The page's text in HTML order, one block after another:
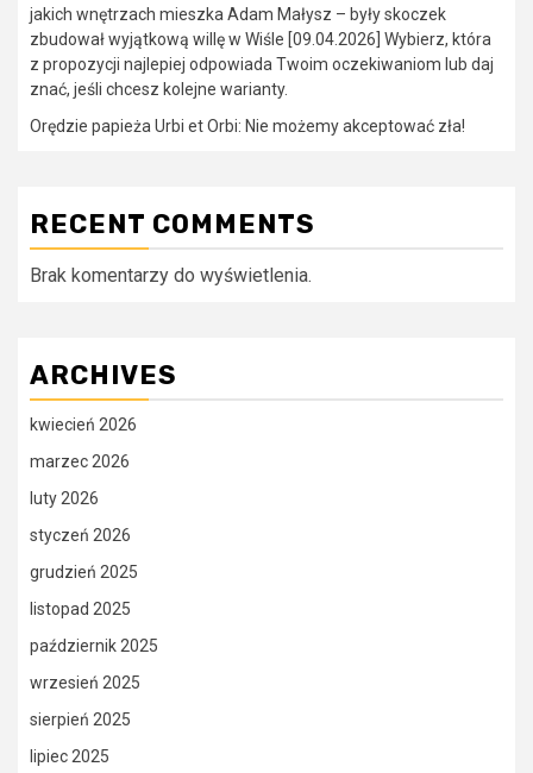
jakich wnętrzach mieszka Adam Małysz – były skoczek
zbudował wyjątkową willę w Wiśle [09.04.2026] Wybierz, która
z propozycji najlepiej odpowiada Twoim oczekiwaniom lub daj
znać, jeśli chcesz kolejne warianty.
Orędzie papieża Urbi et Orbi: Nie możemy akceptować zła!
RECENT COMMENTS
Brak komentarzy do wyświetlenia.
ARCHIVES
kwiecień 2026
marzec 2026
luty 2026
styczeń 2026
grudzień 2025
listopad 2025
październik 2025
wrzesień 2025
sierpień 2025
lipiec 2025